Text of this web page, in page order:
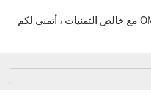
اليوم هو عيد الميلاد ، وهنا OMC مع خالص التمنيات ، أتمنى لكم